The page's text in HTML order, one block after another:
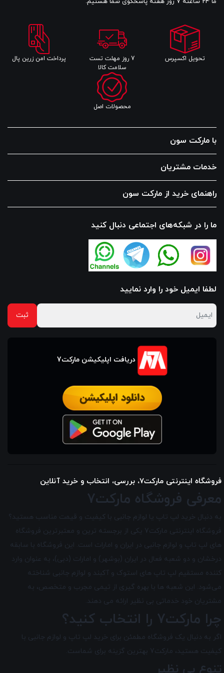
تحویل اکسپرس
7 روز مهلت تست
سلامت کالا
پرداخت امن زرین پال
محصولات اصل
با مارکت سون
خدمات مشتریان
راهنمای خرید از مارکت سون
ما را در شبکه‌های اجتماعی دنبال کنید
لطفا ایمیل خود را وارد نمایید
دریافت اپلیکیشن مارکت7
فروشگاه اینترنتی مارکت7، بررسی، انتخاب و خرید آنلاین
معرفی فروشگاه مارکت7
به دنبال خرید لپ تاپ یا لوازم جانبی با کیفیت و قیمت مناسب هستید؟
فروشگاه اینترنتی مارکت7 یکی از برجسته ترین و معتبرترین فروشگاه
های لپ تاپ و لوازم جانبی در ایران و امارات است. این فروشگاه با سابقه
درخشان و دو شعبه فعال در ایران (بوشهر) و امارات (دبی)، به عنوان وارد
کننده مستقیم لپ تاپ های استوک و آکبند و لوازم جانبی شناخته
می‌شود. این شعبه ها با بهره گیری از تیمی مجرب و متخصص، به
مشتریان خود خدماتی بی نظیر ارائه می دهند.
چرا مارکت7 را انتخاب کنید؟
اگر به دنبال یک فروشگاه مطمئن برای خرید لپ تاپ و لوازم جانبی با
کیفیت هستید، مارکت7 بهترین گزینه برای شماست.
تنوع بی نظیر